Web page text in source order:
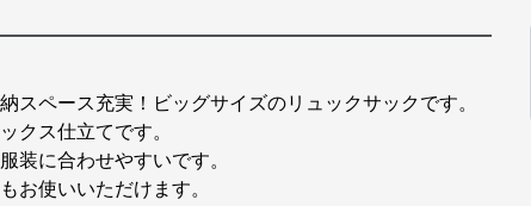
スペース充実！ビッグサイズのリュックサックです。
クス仕立てです。
装に合わせやすいです。
お使いいただけます。